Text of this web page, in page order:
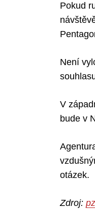
Pokud
Není
V
bude v
otázek.
Zdroj: